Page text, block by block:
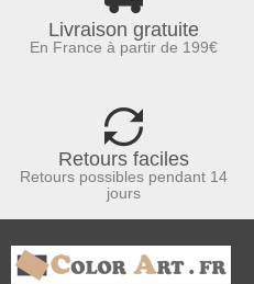
Livraison gratuite
En France à partir de 199€
Retours faciles
Retours possibles pendant 14
jours